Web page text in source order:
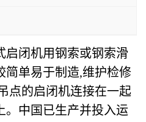
启闭机用钢索或钢索滑
简单易于制造,维护检修
点的启闭机连接在一起
。中国已生产并投入运